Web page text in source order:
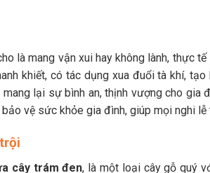
là mang vận xui hay không lành, thực
khiết, có tác dụng xua đuổi tà khí,
lại sự bình an, thịnh vượng cho gia
vệ sức khỏe gia đình, giúp mọi nghi lễ
cây trám đen, là một loại cây gỗ quý